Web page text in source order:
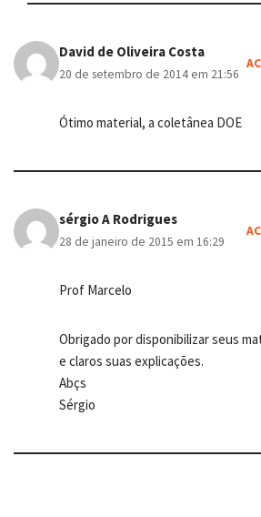
David de Oliveira Costa
20 de setembro de 2014 em 21:56
Ótimo material, a coletânea DOE
sérgio A Rodrigues
28 de janeiro de 2015 em 16:29
Prof Marcelo
Obrigado por disponibilizar seus
e claros suas explicações.
Abçs
Sérgio